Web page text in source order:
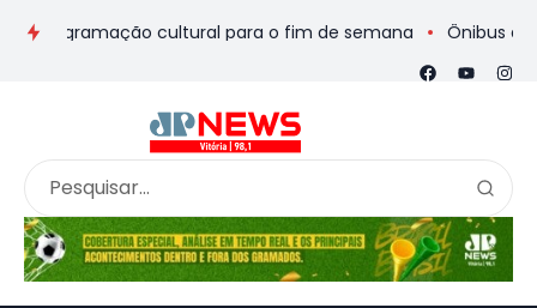
programação cultural para o fim de semana Ônibus de